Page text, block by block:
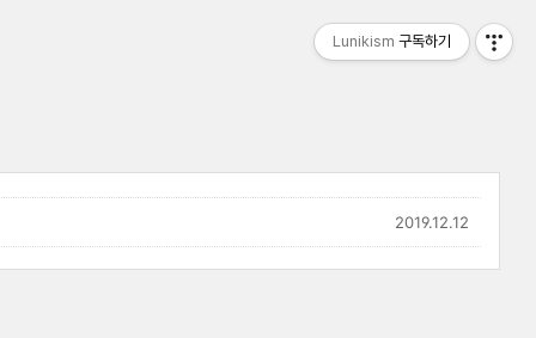
2019.12.12
Lunikism 구독하기